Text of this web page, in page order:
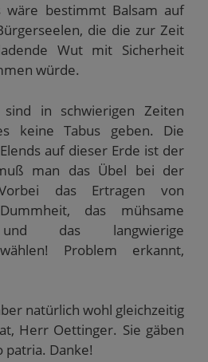
wäre bestimmt Balsam auf
die die zur Zeit
Wut mit Sicherheit
würde.
sind in schwierigen Zeiten
keine Tabus geben. Die
auf dieser Erde ist der
man das Übel bei der
das Ertragen von
das mühsame
und das langwierige
Problem erkannt,
natürlich wohl gleichzeitig
Herr Oettinger. Sie gäben
patria. Danke!